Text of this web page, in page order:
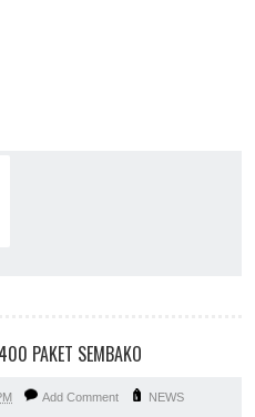
PAKET SEMBAKO
Add Comment NEWS